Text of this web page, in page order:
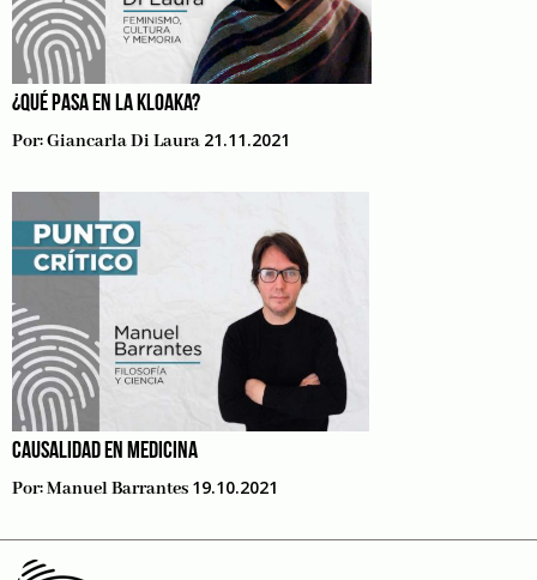
¿QUÉ PASA EN LA KLOAKA?
Por:Giancarla Di Laura 21.11.2021
CAUSALIDAD EN MEDICINA
Por:Manuel Barrantes 19.10.2021